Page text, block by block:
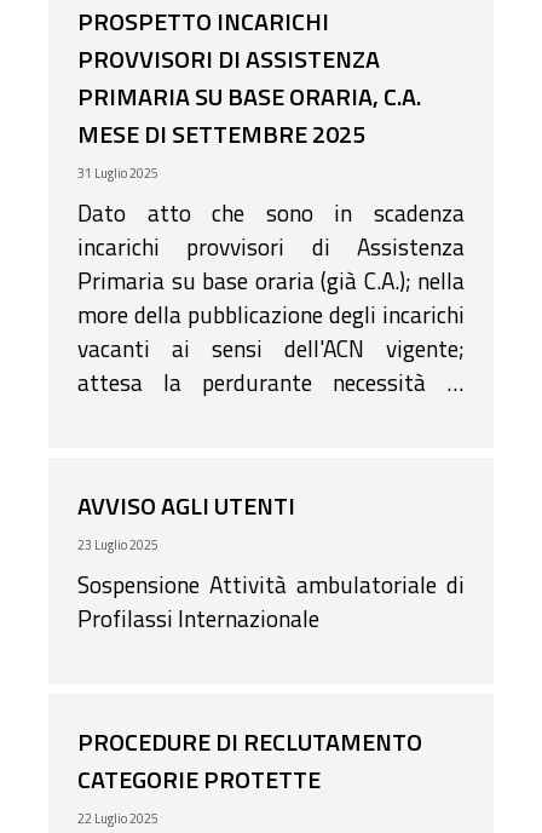
PROSPETTO INCARICHI
PROVVISORI DI ASSISTENZA
PRIMARIA SU BASE ORARIA, C.A.
MESE DI SETTEMBRE 2025
31 Luglio 2025
Dato atto che sono in scadenza
incarichi provvisori di Assistenza
Primaria su base oraria (già C.A.); nella
more della pubblicazione degli incarichi
vacanti ai sensi dell'ACN vigente;
attesa la perdurante necessità di
AVVISO AGLI UTENTI
23 Luglio 2025
Sospensione Attività ambulatoriale di
Profilassi Internazionale
PROCEDURE DI RECLUTAMENTO
CATEGORIE PROTETTE
22 Luglio 2025